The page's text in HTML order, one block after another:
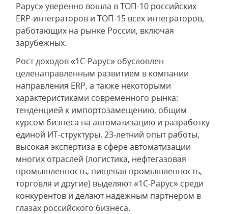
Рарус» уверенно вошла в ТОП-10 российских
ERP-интеграторов и ТОП-15 всех интеграторов,
работающих на рынке России, включая
зарубежных.
Рост доходов «1С-Рарус» обусловлен
целенаправленным развитием в компании
направления ERP, а также некоторыми
характеристиками современного рынка:
тенденцией к импортозамещению, общим
курсом бизнеса на автоматизацию и разработку
единой ИТ-структуры. 23-летний опыт работы,
высокая экспертиза в сфере автоматизации
многих отраслей (логистика, нефтегазовая
промышленность, пищевая промышленность,
торговля и другие) выделяют «1С-Рарус» среди
конкурентов и делают надежным партнером в
глазах российского бизнеса.